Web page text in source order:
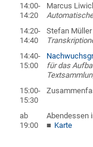
14:00-
14:20
Marcus
14:20-
14:40
Stefan Müller
14:40-
15:00
für das
15:00-
15:30
ab
19:00
Abendessen
Karte